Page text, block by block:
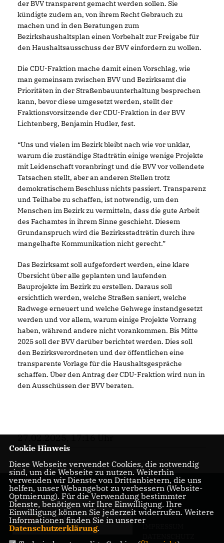
der BVV transparent gemacht werden sollen. Sie
kündigte zudem an, von ihrem Recht Gebrauch zu
machen und in den Beratungen zum
Bezirkshaushaltsplan einen Vorbehalt zur Freigabe für
den Haushaltsausschuss der BVV einfordern zu wollen.
Die CDU-Fraktion mache damit einen Vorschlag, wie
man gemeinsam zwischen BVV und Bezirksamt die
Prioritäten in der Straßenbauunterhaltung besprechen
kann, bevor diese umgesetzt werden, stellt der
Fraktionsvorsitzende der CDU-Fraktion in der BVV
Lichtenberg, Benjamin Hudler, fest.
“Uns und vielen im Bezirk bleibt nach wie vor unklar,
warum die zuständige Stadträtin einige wenige Projekte
mit Leidenschaft voranbringt und die BVV vor vollendete
Tatsachen stellt, aber an anderen Stellen trotz
demokratischem Beschluss nichts passiert. Transparenz
und Teilhabe zu schaffen, ist notwendig, um den
Menschen im Bezirk zu vermitteln, dass die gute Arbeit
des Fachamtes in ihrem Sinne geschieht. Diesem
Grundanspruch wird die Bezirksstadträtin durch ihre
mangelhafte Kommunikation nicht gerecht.”
Das Bezirksamt soll aufgefordert werden, eine klare
Übersicht über alle geplanten und laufenden
Bauprojekte im Bezirk zu erstellen. Daraus soll
ersichtlich werden, welche Straßen saniert, welche
Radwege erneuert und welche Gehwege instandgesetzt
werden und vor allem, warum einige Projekte Vorrang
haben, während andere nicht vorankommen. Bis Mitte
2025 soll der BVV darüber berichtet werden. Dies soll
den Bezirksverordneten und der öffentlichen eine
transparente Vorlage für die Haushaltsgespräche
schaffen. Über den Antrag der CDU-Fraktion wird nun in
den Ausschüssen der BVV beraten.
27.02.2025, 17:16 Uhr
Cookie Hinweis
Diese Webseite verwendet Cookies, die notwendig
sind, um die Webseite zu nutzen. Weiterhin
verwenden wir Dienste von Drittanbietern, die uns
helfen, unser Webangebot zu verbessern (Website-
Optmierung). Für die Verwendung bestimmter
Dienste, benötigen wir Ihre Einwilligung. Ihre
Einwilligung können Sie jederzeit widerrufen. Weitere
Informationen finden Sie in unserer
Datenschutzerklärung.